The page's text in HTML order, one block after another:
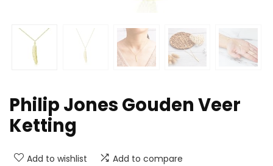
Philip Jones Gouden Veer
Ketting
Add to wishlist Add to compare